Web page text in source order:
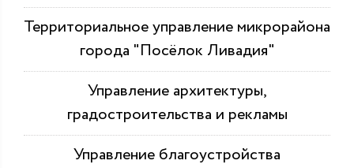
Территориальное управление микрорайона
города "Посёлок Ливадия"
Управление архитектуры,
градостроительства и рекламы
Управление благоустройства